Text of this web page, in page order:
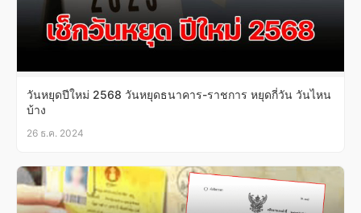
วันหยุดปีใหม่ 2568 วันหยุดธนาคาร-ราชการ หยุดกี่วัน วันไหน
บ้าง
26 ธ.ค. 2024